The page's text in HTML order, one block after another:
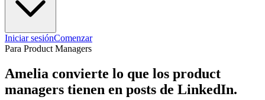
Iniciar sesiónComenzar
Para Product Managers
Amelia convierte lo que los product
managers tienen en posts de LinkedIn.